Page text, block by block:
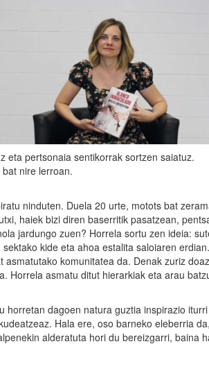
eta pertsonaia sentikorrak sortzen saiatuz.
nire lerroan.
ninduten. Duela 20 urte, motots bat
haiek bizi diren baserritik pasatzean,
jardungo zuen? Horrela sortu zen ideia:
kide eta ahoa estalita saloiaren erdian.
komunitatea da. Denak zuriz
Horrela asmatu ditut hierarkiak eta arau
horretan dagoen natura guztia inspirazio iturri
Hala ere, oso barneko eleberria da,
alderatuta hori du bereizgarri, baina